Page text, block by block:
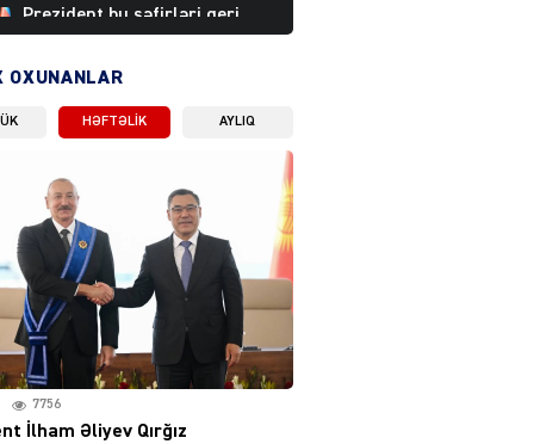
Prezident bu səfirləri geri
çağırdı – Abel
Moskvada güclü partlayış
səsləri eşidildi
07.08.2026 5488
Rusiya-Ukrayna
münaqişəsinin həllində
irəliləyiş var – Tramp
07.08.2026
OXUNANLAR
HƏFTƏLIK AYLIQ
7756
İlham Əliyev Qırğız